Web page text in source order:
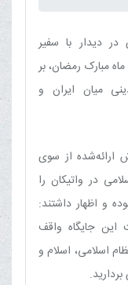
دیدار با سفیر
مبارک رمضان، بر
میان ایران و
ارائه‌شده از سوی
در واتیکان را
و اظهار داشتند:
جایگاه واقف
اسلامی، اسلام و